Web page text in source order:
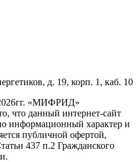
д. 19, корп. 1, каб. 10
«МИФРИД»
что данный интернет-сайт
информационный характер и
публичной офертой,
437 п.2 Гражданского